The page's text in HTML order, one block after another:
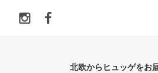
北欧からヒュッゲをお